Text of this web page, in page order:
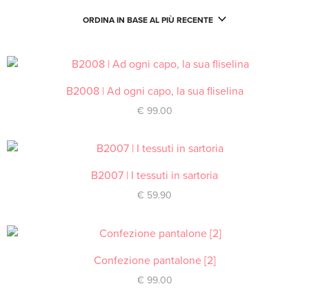
ACQUISTA
B2008 | Ad ogni capo, la sua fliselina
€ 99.00
ACQUISTA
B2007 | I tessuti in sartoria
€ 59.90
ACQUISTA
Confezione pantalone [2]
€ 99.00